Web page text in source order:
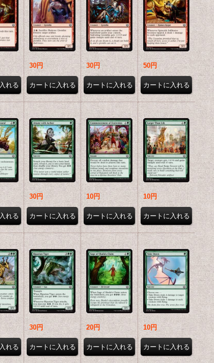
30円 30円 50円
30円 10円 10円
30円 20円 10円